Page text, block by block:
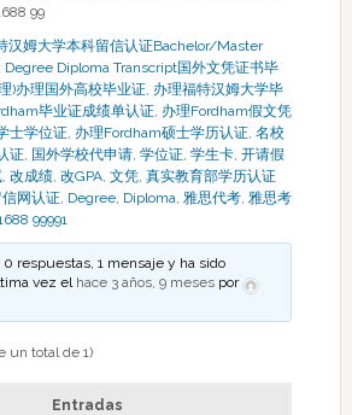
99
汉姆大学本科留信认证Bachelor/Master
Diploma Transcript国外文凭证书毕
)办理国外高校毕业证, 办理福特汉姆大学毕
毕业证成绩单认证, 办理Fordham假文凭
士学位证, 办理Fordham硕士学历认证, 名校
证, 国外学校代申请, 学位证, 学生卡, 开请假
, 改成绩, 改GPA, 文凭, 真实教育部学历认证
信网认证, Degree, Diploma, 雅思代考, 雅思考
99991
respuestas, 1 mensaje y ha sido
vez el hace 3 años, 9 meses por
un total de 1)
Entradas